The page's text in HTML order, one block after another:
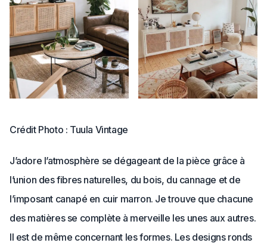
Crédit Photo : Tuula Vintage
J’adore l’atmosphère se dégageant de la pièce grâce à
l’union des fibres naturelles, du bois, du cannage et de
l’imposant canapé en cuir marron. Je trouve que chacune
des matières se complète à merveille les unes aux autres.
Il est de même concernant les formes. Les designs ronds